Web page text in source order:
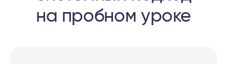
на пробном уроке